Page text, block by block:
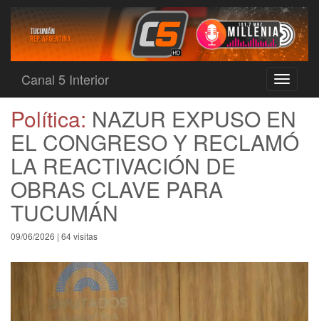
Toggle
Canal 5 Interior
Política: NAZUR EXPUSO EN
EL CONGRESO Y RECLAMÓ
LA REACTIVACIÓN DE
OBRAS CLAVE PARA
TUCUMÁN
09/06/2026 | 64 visitas